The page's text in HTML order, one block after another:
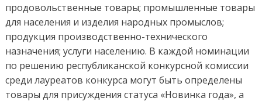
продовольственные товары; промышленные товары
для населения и изделия народных промыслов;
продукция производственно-технического
назначения; услуги населению. В каждой номинации
по решению республиканской конкурсной комиссии
среди лауреатов конкурса могут быть определены
товары для присуждения статуса «Новинка года», а